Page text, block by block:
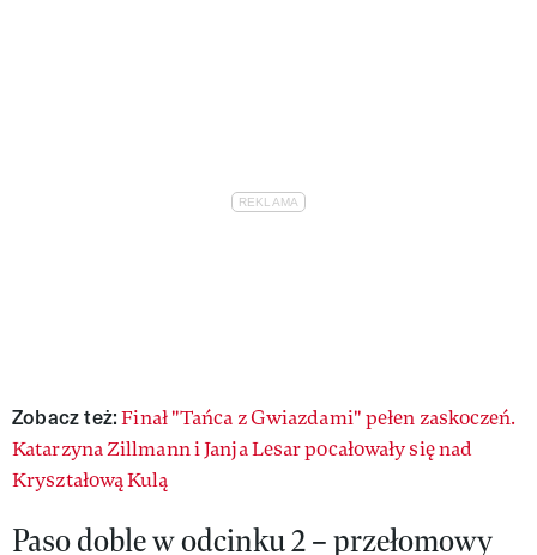
Zobacz też: Finał "Tańca z Gwiazdami" pełen zaskoczeń.
Katarzyna Zillmann i Janja Lesar pocałowały się nad
Kryształową Kulą
Paso doble w odcinku 2 – przełomowy